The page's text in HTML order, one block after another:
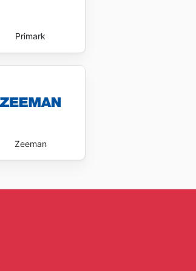
Primark
Zeeman